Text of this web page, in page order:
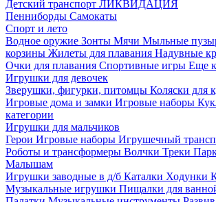
Детский транспорт ЛИКВИДАЦИЯ
Пенниборды Самокаты
Спорт и лето
Водное оружие Зонты Мячи Мыльные
корзины Жилеты для плавания Надувные
Очки для плавания Спортивные игры Еще
Игрушки для девочек
Зверушки, фигурки, питомцы Коляски для
Игровые дома и замки Игровые наборы
категории
Игрушки для мальчиков
Герои Игровые наборы Игрушечный
Роботы и трансформеры Волчки Треки
Малышам
Игрушки заводные в д/б Каталки Ходунки
Музыкальные игрушки Пищалки для